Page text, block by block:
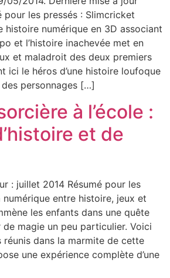
pour les pressés : Slimcricket
histoire numérique en 3D associant
et l’histoire inachevée met en
et maladroit des deux premiers
ici le héros d’une histoire loufoque
personnages […]
à l’école :
et de
: juillet 2014 Résumé pour les
entre histoire, jeux et
les enfants dans une quête
magie un peu particulier. Voici
dans la marmite de cette
une expérience complète d’une